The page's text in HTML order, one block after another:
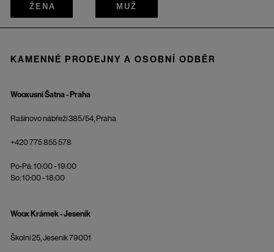
ŽENA MUŽ
KAMENNÉ PRODEJNY A OSOBNÍ ODBĚR
Wooxusní Šatna - Praha
Rašínovo nábřeží 385/54, Praha
+420 775 855 578
Po-Pá: 10:00 - 19:00
So: 10:00 - 18:00
Woox Krámek - Jeseník
Školní 25, Jeseník 79001